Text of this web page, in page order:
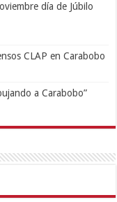
día de Júbilo
CLAP en Carabobo
a Carabobo”